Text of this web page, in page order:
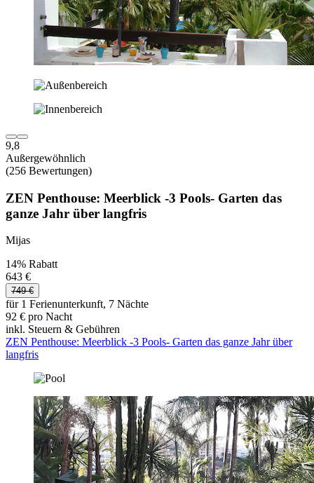
9,8
Außergewöhnlich
(256 Bewertungen)
ZEN Penthouse: Meerblick -3 Pools- Garten das
ganze Jahr über langfris
Mijas
14% Rabatt
643 €
749 €
für 1 Ferienunterkunft, 7 Nächte
92 € pro Nacht
inkl. Steuern & Gebühren
ZEN Penthouse: Meerblick -3 Pools- Garten das ganze Jahr über
langfris